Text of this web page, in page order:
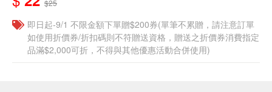
$25
即日起-9/1 不限金額下單贈$200券(單筆不累贈，請注意訂單
如使用折價券/折扣碼則不符贈送資格，贈送之折價券消費指定
品滿$2,000可折，不得與其他優惠活動合併使用)